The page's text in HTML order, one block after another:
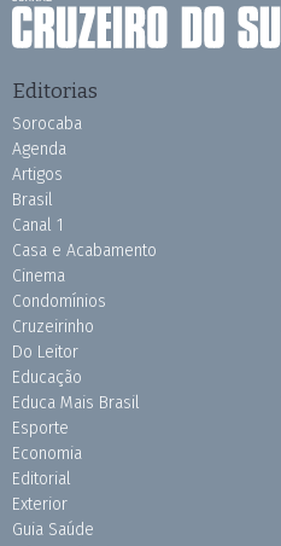
Editorias
Sorocaba
Agenda
Artigos
Brasil
Canal 1
Casa e Acabamento
Cinema
Condomínios
Cruzeirinho
Do Leitor
Educação
Educa Mais Brasil
Esporte
Economia
Editorial
Exterior
Guia Saúde